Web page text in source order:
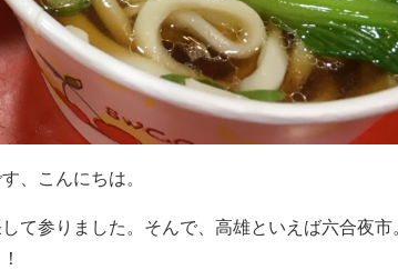
、こんにちは。
て参りました。そんで、高雄といえば六合夜市